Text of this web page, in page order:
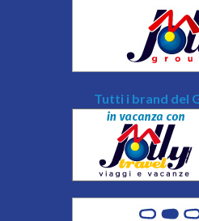
Tutti i brand del